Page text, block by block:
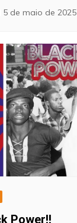
5 de maio de 2025
Power!!